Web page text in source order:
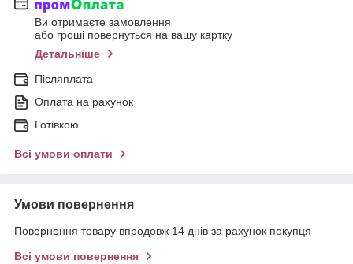
Ви отримаєте замовлення
або гроші повернуться на вашу картку
Детальніше
Післяплата
Оплата на рахунок
Готівкою
Всі умови оплати
Умови повернення
Повернення товару впродовж 14 днів за рахунок покупця
Всі умови повернення